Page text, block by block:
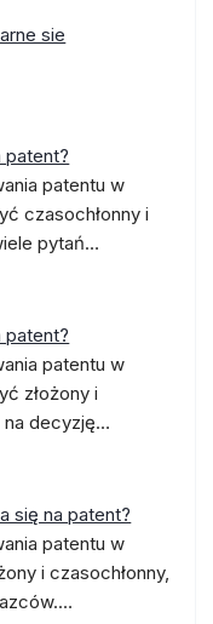
sie
patent?
patentu w
czasochłonny i
pytań…
patent?
patentu w
złożony i
na decyzję…
się na patent?
patentu w
i czasochłonny,